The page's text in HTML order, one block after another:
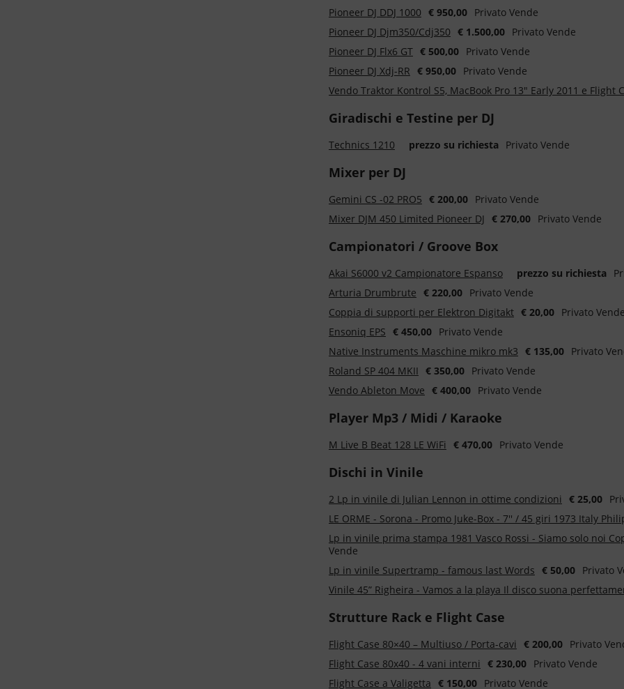
Pioneer DJ DDJ 1000 € 950,00 Privato Vende
Pioneer DJ Djm350/Cdj350 € 1.500,00 Privato Vende
Pioneer DJ Flx6 GT € 500,00 Privato Vende
Pioneer DJ Xdj-RR € 950,00 Privato Vende
Vendo Traktor Kontrol S5, MacBook Pro 13" Early 2011 e Flight
Giradischi e Testine per DJ
Technics 1210 prezzo su richiesta Privato Vende
Mixer per DJ
Gemini CS -02 PRO5 € 200,00 Privato Vende
Mixer DJM 450 Limited Pioneer DJ € 270,00 Privato Vende
Campionatori / Groove Box
Akai S6000 v2 Campionatore Espanso prezzo su richiesta
Arturia Drumbrute € 220,00 Privato Vende
Coppia di supporti per Elektron Digitakt € 20,00 Privato Vende
Ensoniq EPS € 450,00 Privato Vende
Native Instruments Maschine mikro mk3 € 135,00 Privato
Roland SP 404 MKII € 350,00 Privato Vende
Vendo Ableton Move € 400,00 Privato Vende
Player Mp3 / Midi / Karaoke
M Live B Beat 128 LE WiFi € 470,00 Privato Vende
Dischi in Vinile
2 Lp in vinile di Julian Lennon in ottime condizioni € 25,00
LE ORME - Sorona - Promo Juke-Box - 7'' / 45 giri 1973 Italy
Lp in vinile prima stampa 1981 Vasco Rossi - Siamo solo noi
Vende
Lp in vinile Supertramp - famous last Words € 50,00 Privato
Vinile 45” Righeira - Vamos a la playa Il disco suona
Strutture Rack e Flight Case
Flight Case 80×40 – Multiuso / Porta-cavi € 200,00 Privato
Flight Case 80x40 - 4 vani interni
€ 230,00 Privato Vende
Flight Case a Valigetta € 150,00 Privato Vende